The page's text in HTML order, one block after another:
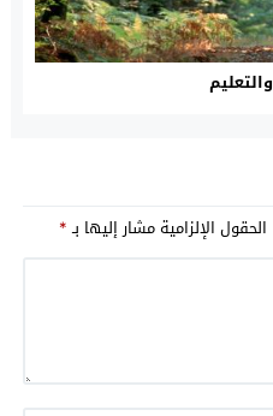
الحقول الإلزامية مشار إليها بـ*